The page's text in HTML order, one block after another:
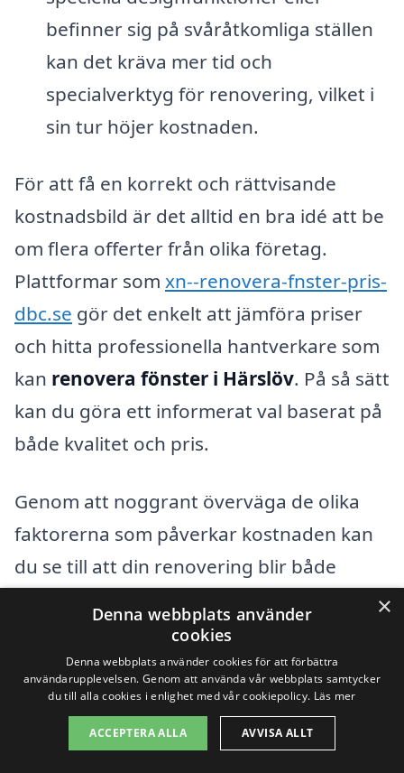
befinner sig på svåråtkomliga ställen
kan det kräva mer tid och
specialverktyg för renovering, vilket i
sin tur höjer kostnaden.
För att få en korrekt och rättvisande
kostnadsbild är det alltid en bra idé att be
om flera offerter från olika företag.
Plattformar som xn--renovera-fnster-pris-
dbc.se gör det enkelt att jämföra priser
och hitta professionella hantverkare som
kan renovera fönster i Härslöv. På så sätt
kan du göra ett informerat val baserat på
både kvalitet och pris.
Genom att noggrant överväga de olika
faktorerna som påverkar kostnaden kan
du se till att din renovering blir både
Tveka inte att ta kontakt med lokala
experter för att få råd och hjälp med ditt
renoveringsprojekt.
×
Denna webbplats använder
cookies
Denna webbplats använder cookies för att förbättra
användarupplevelsen. Genom att använda vår webbplats samtycker
du till alla cookies i enlighet med vår cookiepolicy. Läs mer
ACCEPTERA ALLA AVVISA ALLT